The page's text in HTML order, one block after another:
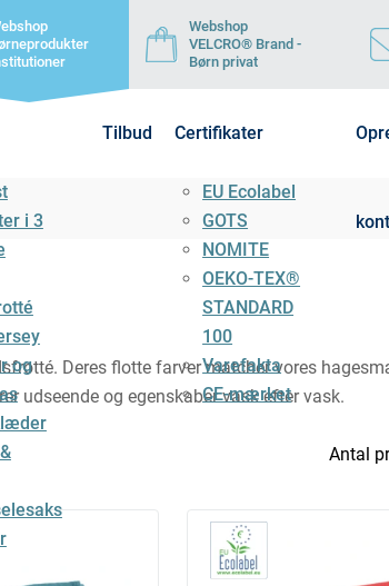
Webshop
VELCRO® Brand -
Børn privat
i 3
og
Tilbud Certifikater
EU Ecolabel
GOTS
NOMITE
OEKO-TEX®
STANDARD
100
Varefakta
CE-mærket
Deres flotte farver matcher vores
udseende og egenskaber vask efter vask.
Antal